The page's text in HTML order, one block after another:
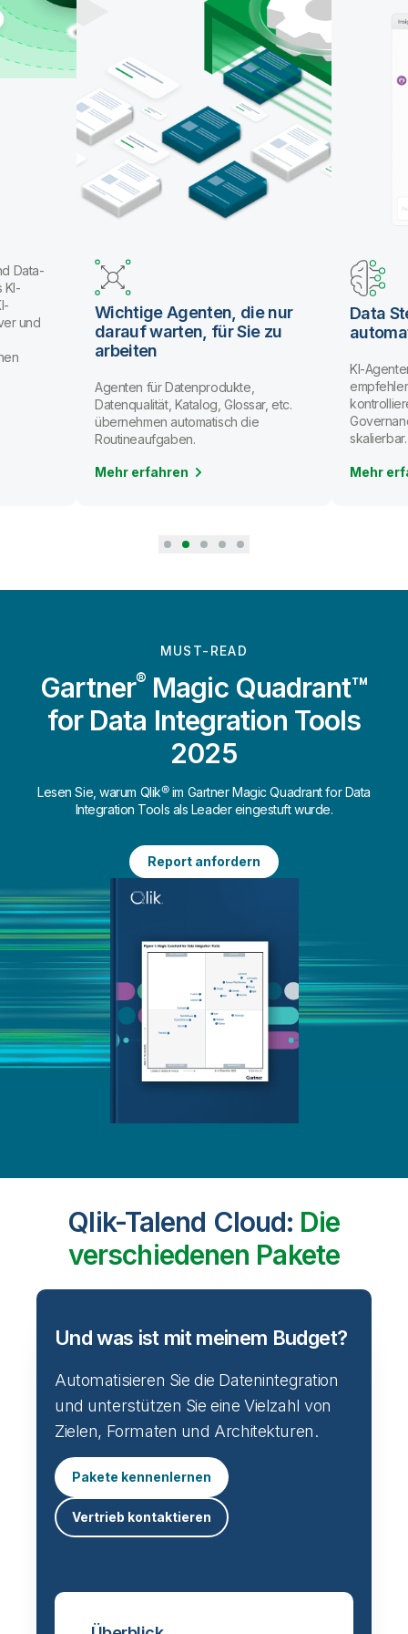
Data-
KI-
und
Wichtige Agenten, die nur
darauf warten, für Sie zu
arbeiten
Agenten für Datenprodukte,
Datenqualität, Katalog, Glossar, etc.
übernehmen automatisch die
Routineaufgaben.
Mehr erfahren
Data
KI-
skalierbar.
Mehr
MUST-READ
Gartner® Magic Quadrant™
for Data Integration Tools
2025
Lesen Sie, warum Qlik® im Gartner Magic Quadrant for Data
Integration Tools als Leader eingestuft wurde.
Report anfordern
Qlik-Talend Cloud: Die
verschiedenen Pakete
Und was ist mit meinem Budget?
Automatisieren Sie die Datenintegration
und unterstützen Sie eine Vielzahl von
Zielen, Formaten und Architekturen.
Pakete kennenlernen
Vertrieb kontaktieren